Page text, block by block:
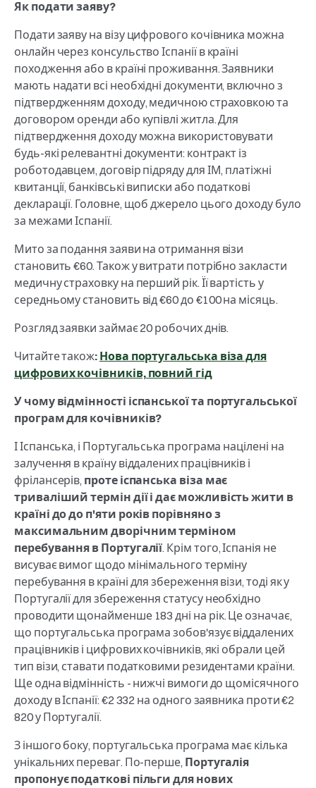
Як подати заяву?
Подати заяву на візу цифрового кочівника можна
онлайн через консульство Іспанії в країні
походження або в країні проживання. Заявники
мають надати всі необхідні документи, включно з
підтвердженням доходу, медичною страховкою та
договором оренди або купівлі житла. Для
підтвердження доходу можна використовувати
будь-які релевантні документи: контракт із
роботодавцем, договір підряду для ІМ, платіжні
квитанції, банківські виписки або податкові
декларації. Головне, щоб джерело цього доходу було
за межами Іспанії.
Мито за подання заяви на отримання візи
становить €60. Також у витрати потрібно закласти
медичну страховку на перший рік. Її вартість у
середньому становить від €60 до €100 на місяць.
Розгляд заявки займає 20 робочих днів.
Читайте також: Нова португальська віза для
цифрових кочівників, повний гід
У чому відмінності іспанської та португальської
програм для кочівників?
І Іспанська, і Португальська програма націлені на
залучення в країну віддалених працівників і
фрілансерів, проте іспанська віза має
триваліший термін дії і дає можливість жити в
країні до до п'яти років порівняно з
максимальним дворічним терміном
перебування в Португалії. Крім того, Іспанія не
висуває вимог щодо мінімального терміну
перебування в країні для збереження візи, тоді як у
Португалії для збереження статусу необхідно
проводити щонайменше 183 дні на рік. Це означає,
що португальська програма зобов'язує віддалених
працівників і цифрових кочівників, які обрали цей
тип візи, ставати податковими резидентами країни.
Ще одна відмінність - нижчі вимоги до щомісячного
доходу в Іспанії: €2 332 на одного заявника проти €2
820 у Португалії.
З іншого боку, португальська програма має кілька
унікальних переваг. По-перше, Португалія
пропонує податкові пільги для нових